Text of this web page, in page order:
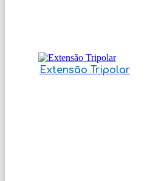
Extensão Tripolar